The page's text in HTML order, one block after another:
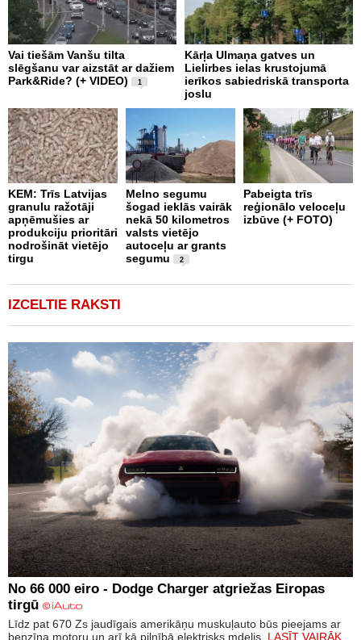
Vai tiešām Vanšu tilta
slēgšanu var aizstāt ar dažiem
Park&Ride? (+ VIDEO)
1
Kārļa Ulmaņa gatves un
Lielirbes ielas krustojumā
ierīkos sabiedriskā transporta
joslu
KEM: Trīs Latvijas
granulu ražotāji
apņēmušies ar
produkciju prioritāri
nodrošināt vietējo
tirgu
Melno segumu
šogad ieklās vairāk
nekā 50 kilometros
valsts vietējo
autoceļu ar grants
segumu
2
Pabeigta trīs
reģionālo veloceļu
izbūve (+ FOTO)
IZCELTIE RAKSTI
No 66 000 eiro - Dodge Charger atgriežas Eiropas
tirgū
Līdz pat 670 Zs jaudīgais amerikāņu muskuļauto būs pieejams ar
benzīna motoru un arī kā pilnībā elektrisks mdelis. LASĪT VAIRĀK